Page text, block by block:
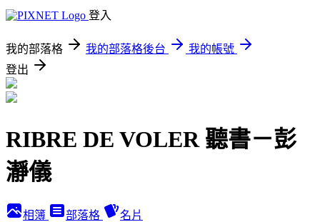
登入
我的部落格 我的部落格後台
我的帳號
登出
RIBRE DE VOLER 聽書－彭
瀞儀
相簿 部落格 名片